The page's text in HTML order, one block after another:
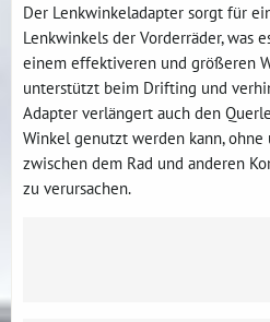
Der Lenkwinkeladapter sorgt für
Lenkwinkels der Vorderräder, was
einem effektiveren und größeren
unterstützt beim Drifting und
Adapter verlängert auch den
Winkel genutzt werden kann,
zwischen dem Rad und anderen
zu verursachen.